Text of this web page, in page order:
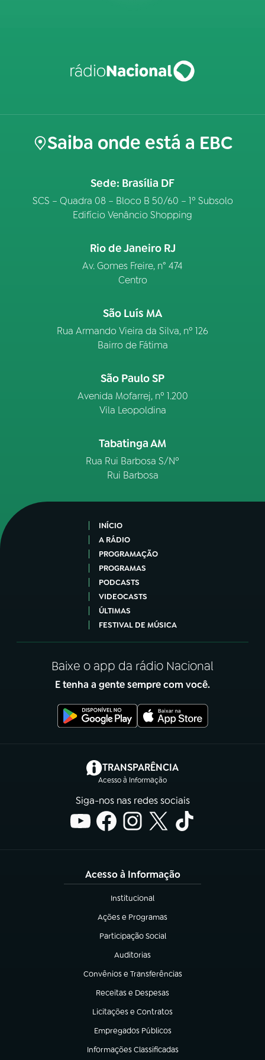
Saiba onde está a EBC
Sede: Brasília DF
SCS – Quadra 08 – Bloco B 50/60 – 1º Subsolo
Edifício Venâncio Shopping
Rio de Janeiro RJ
Av. Gomes Freire, n° 474
Centro
São Luís MA
Rua Armando Vieira da Silva, nº 126
Bairro de Fátima
São Paulo SP
Avenida Mofarrej, nº 1.200
Vila Leopoldina
Tabatinga AM
Rua Rui Barbosa S/Nº
Rui Barbosa
INÍCIO
A RÁDIO
PROGRAMAÇÃO
PROGRAMAS
PODCASTS
VIDEOCASTS
ÚLTIMAS
FESTIVAL DE MÚSICA
Baixe o app da rádio Nacional
E tenha a gente sempre com você.
TRANSPARÊNCIA
Acesso à Informação
(abre em nova aba)
Siga-nos nas redes sociais
Acesso à Informação
Institucional
(abre em nova aba)
Ações e Programas
(abre em nova aba)
Participação Social
(abre em nova aba)
Auditorias
(abre em nova aba)
Convênios e Transferências
(abre em nova aba)
Receitas e Despesas
(abre em nova aba)
Licitações e Contratos
(abre em nova aba)
Empregados Públicos
(abre em nova aba)
Informações Classificadas
(abre em nova aba)